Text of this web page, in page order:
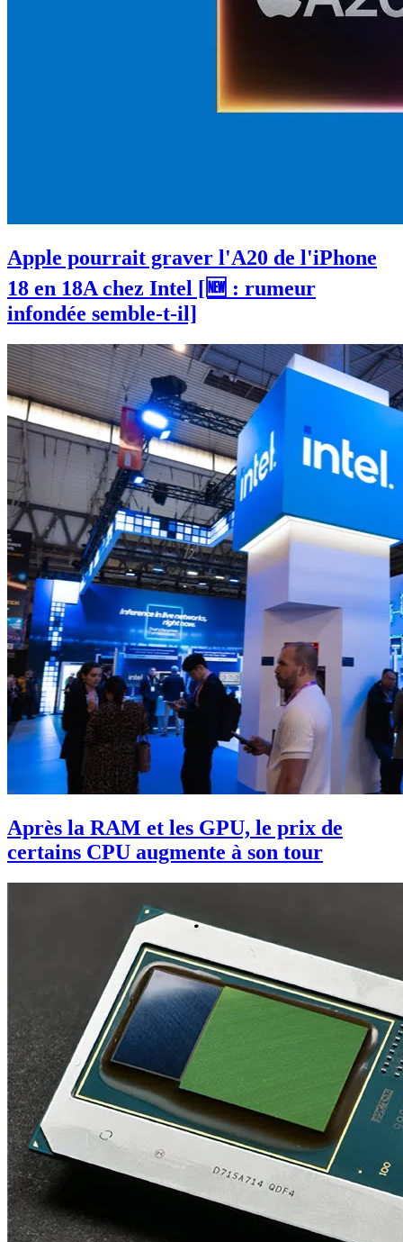
Apple pourrait graver l'A20 de l'iPhone
18 en 18A chez Intel [🆕 : rumeur
infondée semble-t-il]
Après la RAM et les GPU, le prix de
certains CPU augmente à son tour